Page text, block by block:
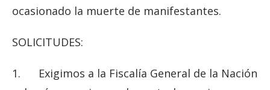
ocasionado la muerte de manifestantes.
SOLICITUDES:
1. Exigimos a la Fiscalía General de la Nación